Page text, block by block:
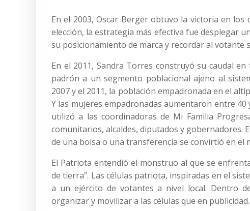
En el 2003, Oscar Berger obtuvo la victoria en los
elección, la estrategia más efectiva fue desplegar
su posicionamiento de marca y recordar al
En el 2011, Sandra Torres construyó su caudal
padrón a un segmento poblacional ajeno al
2007 y el 2011, la población empadronada en el
Y las mujeres empadronadas aumentaron entre
utilizó a las coordinadoras de Mi Familia
comunitarios, alcaldes, diputados y gobernadores.
de una bolsa o una transferencia se convirtió en el
El Patriota entendió el monstruo al que se
de tierra”. Las células patriota, inspiradas en el
a un ejército de votantes a nivel local. Dentro
organizar y movilizar a las células que en publicidad.